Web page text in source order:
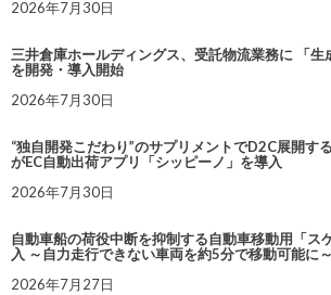
2026年7月30日
三井倉庫ホールディングス、受託物流業務に 「生
を開発・導入開始
2026年7月30日
“独自開発こだわり”のサプリメントでD2C展開す
がEC自動出荷アプリ「シッピーノ」を導入
2026年7月30日
自動車船の荷役中断を抑制する自動車移動用「ス
入 ～自力走行できない車両を約5分で移動可能に～
2026年7月27日